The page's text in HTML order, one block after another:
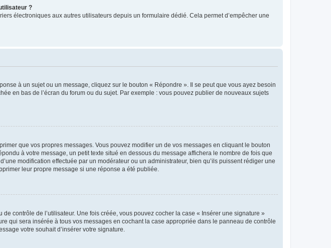
?
électroniques aux autres utilisateurs depuis un formulaire dédié. Cela permet d’empêcher une
à un sujet ou un message, cliquez sur le bouton « Répondre ». Il se peut que vous ayez besoin
en bas de l’écran du forum ou du sujet. Par exemple : vous pouvez publier de nouveaux sujets
que vos propres messages. Vous pouvez modifier un de vos messages en cliquant le bouton
à votre message, un petit texte situé en dessous du message affichera le nombre de fois que
modification effectuée par un modérateur ou un administrateur, bien qu’ils puissent rédiger une
leur propre message si une réponse a été publiée.
contrôle de l’utilisateur. Une fois créée, vous pouvez cocher la case « Insérer une signature »
qui sera insérée à tous vos messages en cochant la case appropriée dans le panneau de contrôle
votre souhait d’insérer votre signature.